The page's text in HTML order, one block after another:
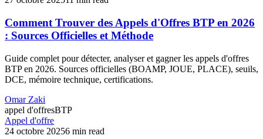
Comment Trouver des Appels d'Offres BTP en 2026
: Sources Officielles et Méthode
Guide complet pour détecter, analyser et gagner les appels d'offres
BTP en 2026. Sources officielles (BOAMP, JOUE, PLACE), seuils,
DCE, mémoire technique, certifications.
Omar Zaki
appel d'offresBTP
Appel d'offre
24 octobre 20256 min read